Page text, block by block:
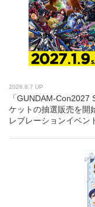
2026.8.7 UP
「GUNDAM-
ケットの抽選販売を開
レブレーションイベン